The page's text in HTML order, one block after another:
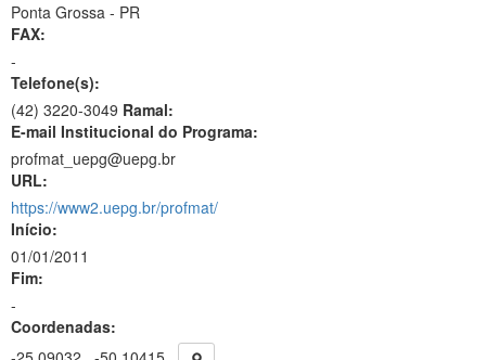
Ponta Grossa - PR
FAX:
-
Telefone(s):
(42) 3220-3049 Ramal:
E-mail Institucional do Programa:
profmat_uepg@uepg.br
URL:
https://www2.uepg.br/profmat/
Início:
01/01/2011
Fim:
-
Coordenadas: